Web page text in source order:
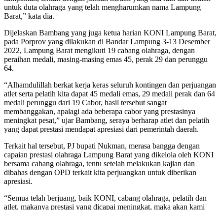
untuk duta olahraga yang telah mengharumkan nama Lampung
Barat,” kata dia.
Dijelaskan Bambang yang juga ketua harian KONI Lampung Barat,
pada Porprov yang dilakukan di Bandar Lampung 3-13 Desember
2022, Lampung Barat mengikuti 19 cabang olahraga, dengan
peraihan medali, masing-masing emas 45, perak 29 dan perunggu
64.
“Alhamdulillah berkat kerja keras seluruh kontingen dan perjuangan
atlet serta pelatih kita dapat 45 medali emas, 29 medali perak dan 64
medali perunggu dari 19 Cabor, hasil tersebut sangat
membanggakan, apalagi ada beberapa cabor yang prestasinya
meningkat pesat,” ujar Bambang, seraya berharap atlet dan pelatih
yang dapat prestasi mendapat apresiasi dari pemerintah daerah.
Terkait hal tersebut, PJ bupati Nukman, merasa bangga dengan
capaian prestasi olahraga Lampung Barat yang dikelola oleh KONI
bersama cabang olahraga, tentu setelah melakukan kajian dan
dibahas dengan OPD terkait kita perjuangkan untuk diberikan
apresiasi.
“Semua telah berjuang, baik KONI, cabang olahraga, pelatih dan
atlet, makanya prestasi yang dicapai meningkat, maka akan kami